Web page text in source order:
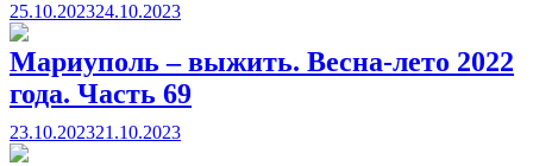
25.10.202324.10.2023
Мариуполь – выжить. Весна-лето 2022
года. Часть 69
23.10.202321.10.2023